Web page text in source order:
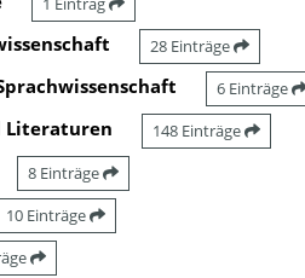
28 Einträge
6 Einträge
Literaturen 148 Einträge
8 Einträge
10 Einträge